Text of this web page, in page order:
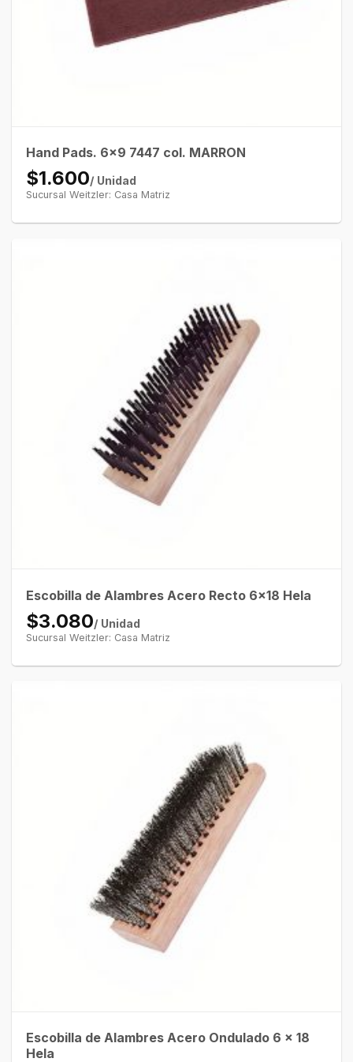
Hand Pads. 6×9 7447 col. MARRON
$1.600/ Unidad
Sucursal Weitzler: Casa Matriz
Escobilla de Alambres Acero Recto 6×18 Hela
$3.080/ Unidad
Sucursal Weitzler: Casa Matriz
Escobilla de Alambres Acero Ondulado 6 x 18
Hela